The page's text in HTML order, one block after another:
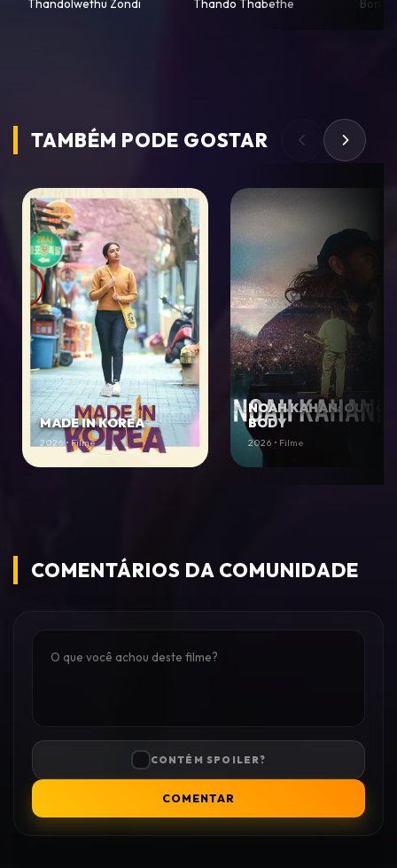
Thandolwethu Zondi Thando Thabethe
TAMBÉM PODE GOSTAR
MADE IN KOREA
2026 • Filme
NOAH KAHAN: OUT OF
BODY
2026 • Filme
COMENTÁRIOS DA COMUNIDADE
CONTÉM SPOILER?
COMENTAR